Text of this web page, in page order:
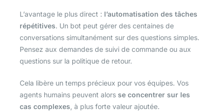
L’avantage le plus direct : l’automatisation des tâches
répétitives. Un bot peut gérer des centaines de
conversations simultanément sur des questions simples.
Pensez aux demandes de suivi de commande ou aux
questions sur la politique de retour.
Cela libère un temps précieux pour vos équipes. Vos
agents humains peuvent alors se concentrer sur les
cas complexes , à plus forte valeur ajoutée.